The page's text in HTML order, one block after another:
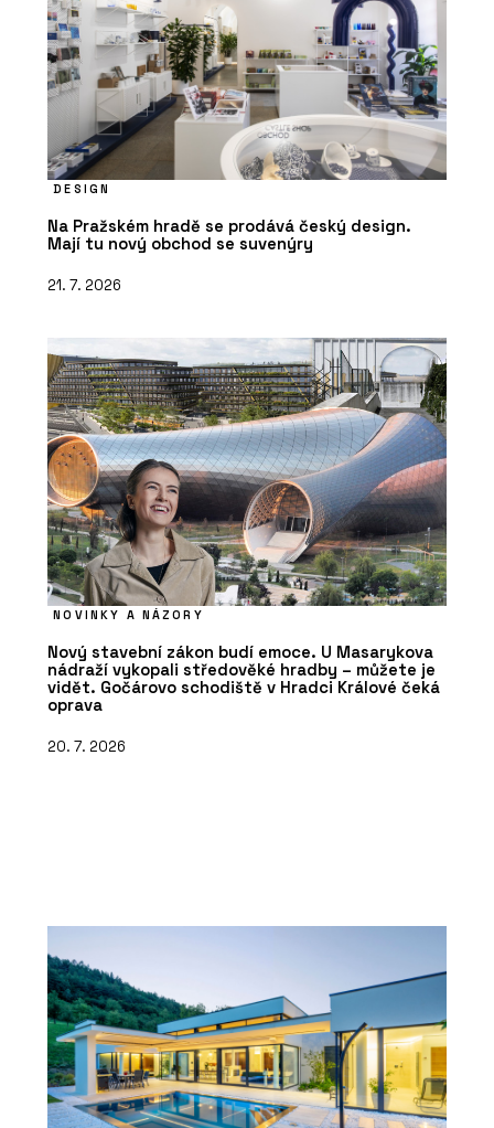
DESIGN
Na Pražském hradě se prodává český design.
Mají tu nový obchod se suvenýry
21. 7. 2026
NOVINKY A NÁZORY
Nový stavební zákon budí emoce. U Masarykova
nádraží vykopali středověké hradby – můžete je
vidět. Gočárovo schodiště v Hradci Králové čeká
oprava
20. 7. 2026